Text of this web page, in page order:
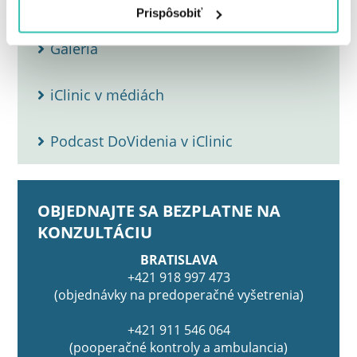
Prispôsobiť
Galéria
iClinic v médiách
Podcast DoVidenia v iClinic
OBJEDNAJTE SA BEZPLATNE NA
KONZULTÁCIU
BRATISLAVA
+421 918 997 473
(objednávky na predoperačné vyšetrenia)
+421 911 546 064
(pooperačné kontroly a ambulancia)